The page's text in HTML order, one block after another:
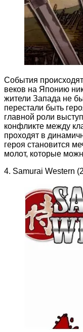
События
веков на Японию
жители Запада не
перестали быть
главной роли
конфликте между
проходят в
героя становится
молот, которые
4. Samurai Western